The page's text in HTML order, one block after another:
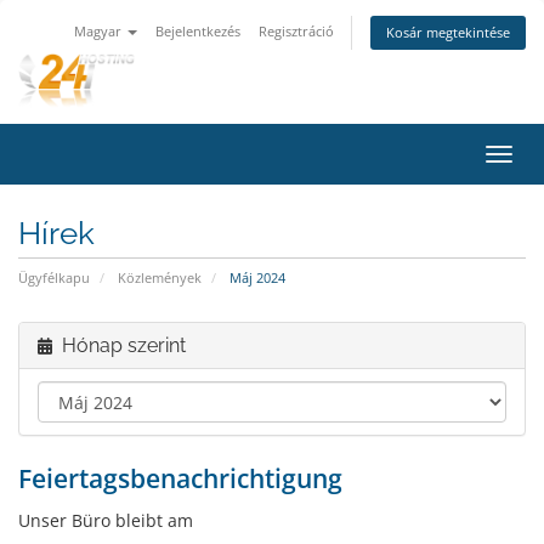
Magyar Bejelentkezés Regisztráció Kosár megtekintése
a
Hírek
Ügyfélkapu Közlemények Máj 2024
Hónap szerint
Feiertagsbenachrichtigung
Unser Büro bleibt am